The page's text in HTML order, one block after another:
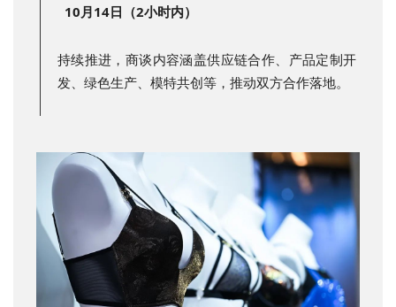
10月14日（2小时内）
持续推进，商谈内容涵盖供应链合作、产品定制开
发、绿色生产、模特共创等，推动双方合作落地。